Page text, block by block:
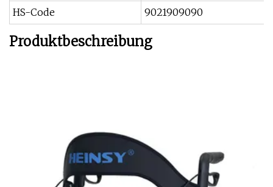
HS-Code
9021909090
Produktbeschreibung